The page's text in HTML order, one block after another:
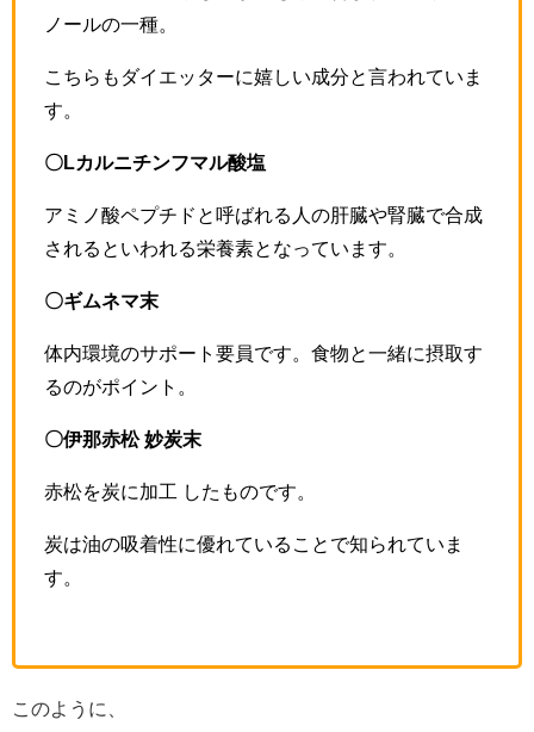
ノールの一種。
こちらもダイエッターに嬉しい成分と言われていま
す。
〇Lカルニチンフマル酸塩
アミノ酸ペプチドと呼ばれる人の肝臓や腎臓で合成
されるといわれる栄養素となっています。
〇ギムネマ末
体内環境のサポート要員です。食物と一緒に摂取す
るのがポイント。
〇伊那赤松 妙炭末
赤松を炭に加工 したものです。
炭は油の吸着性に優れていることで知られていま
す。
このように、